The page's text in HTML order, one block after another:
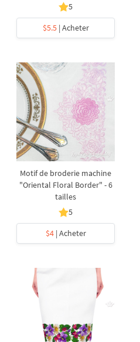
5
$5.5| Acheter
Motif de broderie machine
"Oriental Floral Border" - 6
tailles
5
$4| Acheter